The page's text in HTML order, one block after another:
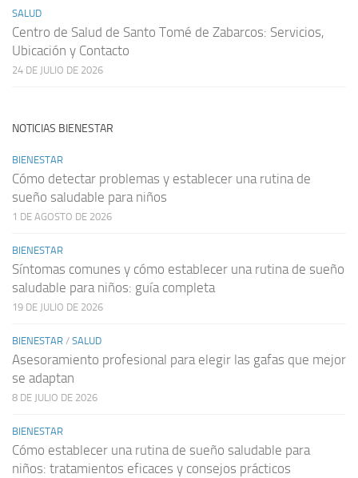
SALUD
Centro de Salud de Santo Tomé de Zabarcos: Servicios,
Ubicación y Contacto
24 DE JULIO DE 2026
NOTICIAS BIENESTAR
BIENESTAR
Cómo detectar problemas y establecer una rutina de
sueño saludable para niños
1 DE AGOSTO DE 2026
BIENESTAR
Síntomas comunes y cómo establecer una rutina de sueño
saludable para niños: guía completa
19 DE JULIO DE 2026
BIENESTAR / SALUD
Asesoramiento profesional para elegir las gafas que mejor
se adaptan
8 DE JULIO DE 2026
BIENESTAR
Cómo establecer una rutina de sueño saludable para
niños: tratamientos eficaces y consejos prácticos